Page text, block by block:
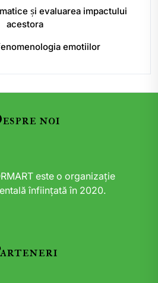
și evaluarea impactului
acestora
emotiilor
noi
este o organizație
înființată în 2020.